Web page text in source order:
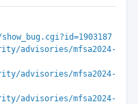
advisories/mfsa2024-
advisories/mfsa2024-
advisories/mfsa2024-